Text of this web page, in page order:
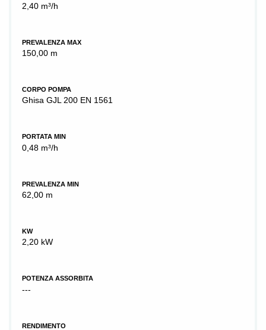
2,40 m³/h
PREVALENZA MAX
150,00 m
CORPO POMPA
Ghisa GJL 200 EN 1561
PORTATA MIN
0,48 m³/h
PREVALENZA MIN
62,00 m
KW
2,20 kW
POTENZA ASSORBITA
---
RENDIMENTO